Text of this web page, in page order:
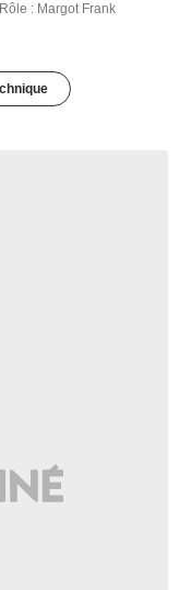
Rôle : Margot Frank